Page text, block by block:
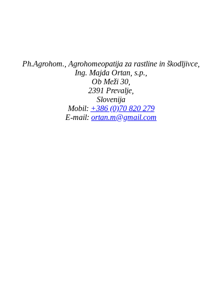
Ph.Agrohom., Agrohomeopatija za rastline in škodljivce,
Ing. Majda Ortan, s.p.,
Ob Meži 30,
2391 Prevalje,
Slovenija
Mobil: +386 (0)70 820 279
E-mail: ortan.m@gmail.com